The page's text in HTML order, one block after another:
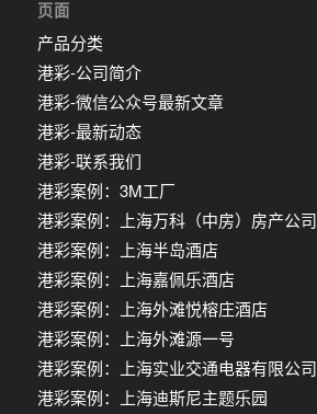
页面
产品分类
港彩-公司简介
港彩-微信公众号最新文章
港彩-最新动态
港彩-联系我们
港彩案例：3M工厂
港彩案例：上海万科（中房）房产公司
港彩案例：上海半岛酒店
港彩案例：上海嘉佩乐酒店
港彩案例：上海外滩悦榕庄酒店
港彩案例：上海外滩源一号
港彩案例：上海实业交通电器有限公司
港彩案例：上海迪斯尼主题乐园